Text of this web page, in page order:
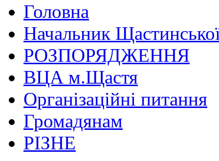
Головна
Начальник
РОЗПОРЯДЖЕННЯ
ВЦА м.Щастя
Організаційні питання
Громадянам
РІЗНЕ